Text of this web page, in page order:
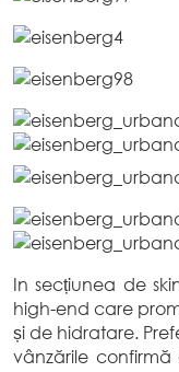
In secțiunea de
high-end care
și de hidratare.
vânzările